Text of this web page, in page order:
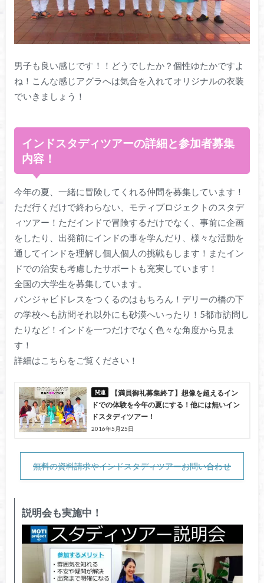
男子も良い感じです！！どうでしたか？個性ゆたかですよ
ね！こんな感じアグラへは気合を入れてオリジナルの衣装
でいきましょう！
インドスタディツアーの詳細と参加者募集
内容！
今年の夏、一緒に冒険してくれる仲間を募集しています！
ただ行くだけで終わらない、モティプロジェクトのスタデ
ィツアー！ただインドで冒険するだけでなく、事前に企画
をしたり、出発前にインドの事を学んだり、様々な活動を
通してインドを理解し個人個人の挑戦もします！またイン
ドでの治安も考慮したサポートも充実しています！
全国の大学生を募集しています。
パンジャビドレスをつくるのはもちろん！デリーの橋の下
の学校へも訪問それ以外にも砂漠へいったり！5都市訪問し
たりなど！インドを一つだけでなく色々な角度から見ま
す！
詳細はこちらをご覧ください！
【満員御礼募集終了】想像を超えるイン
ドでの体験を今年の夏にする！他には無いイン
ドスタディツアー！
2016年5月25日
無料の資料請求やインドスタディツアーお問い合わせ
説明会も実施中！